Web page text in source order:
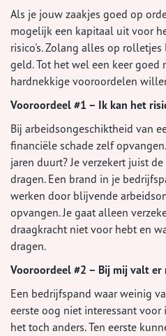
Als je jouw zaakjes goed op
mogelijk een kapitaal uit voor
risico's. Zolang alles op
geld. Tot het wel een keer goed
hardnekkige vooroordelen
Vooroordeel #1 – Ik kan het
Bij arbeidsongeschiktheid van
financiële schade zelf
jaren duurt? Je verzekert juist
dragen. Een brand in je
werken door blijvende
opvangen. Je gaat alleen
draagkracht niet voor hebt en
dragen.
Vooroordeel #2 – Bij mij valt er
Een bedrijfspand waar weinig
eerste oog niet interessant voor
het toch anders. Ten eerste